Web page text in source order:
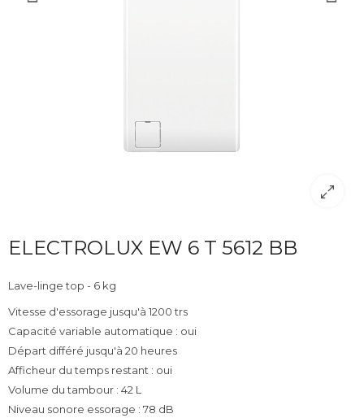
ELECTROLUX EW 6 T 5612 BB
Lave-linge top - 6 kg
Vitesse d'essorage jusqu'à 1200 trs
Capacité variable automatique : oui
Départ différé jusqu'à 20 heures
Afficheur du temps restant : oui
Volume du tambour : 42 L
Niveau sonore essorage : 78 dB